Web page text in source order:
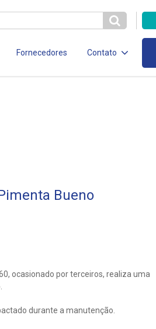
Fornecedores Contato
Bueno
ocasionado por terceiros, realiza uma
durante a manutenção.